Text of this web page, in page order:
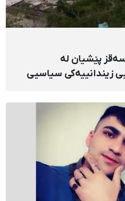
پێشیان لە
زیندانییەکی سیاسیی